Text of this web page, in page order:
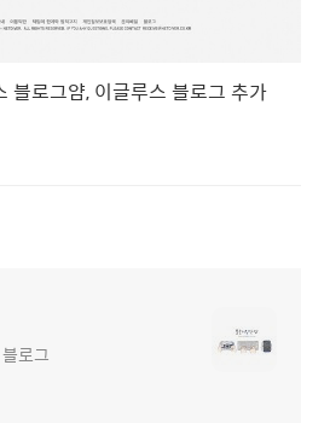
블로그얌, 이글루스 블로그 추가
로그